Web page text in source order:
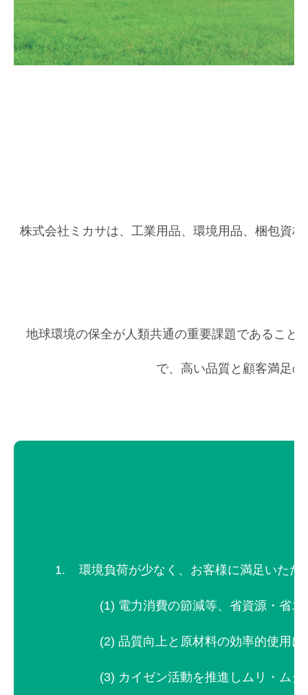
株式会社ミカサは、工業用品、環境用品、梱包資
地球環境の保全が人類共通の重要課題であること
で、高い品質と顧客満足
環境負荷が少なく、お客様に満足いた
電力消費の節減等、省資源・省
品質向上と原材料の効率的使用
カイゼン活動を推進しムリ・ム